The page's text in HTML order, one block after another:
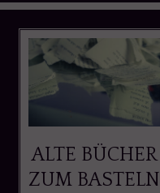
ALTE BÜCHER
ZUM BASTELN